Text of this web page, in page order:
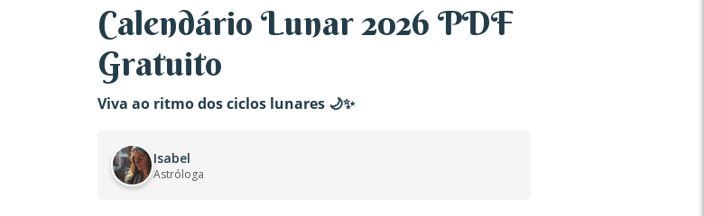
Calendário Lunar 2026 PDF
Gratuito
Viva ao ritmo dos ciclos lunares 🌙✨
Isabel
Astróloga